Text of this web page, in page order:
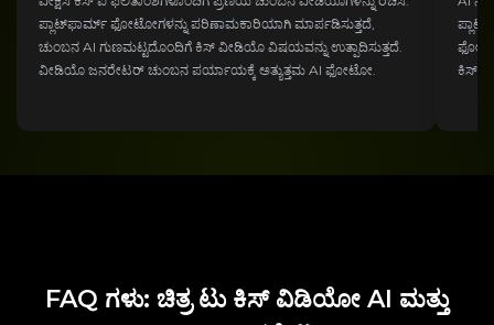
ಪ್ಲಾಟ್‌ಫಾರ್ಮ್ ಫೋಟೋಗಳನ್ನು ಪರಿಣಾಮಕಾರಿಯಾಗಿ ಮಾರ್ಪಡಿಸುತ್ತದೆ,
ಚುಂಬನ AI ಗುಣಮಟ್ಟದೊಂದಿಗೆ ಕಿಸ್ ವೀಡಿಯೊ ವಿಷಯವನ್ನು ಉತ್ಪಾದಿಸುತ್ತದೆ.
ವೀಡಿಯೊ ಜನರೇಟರ್ ಚುಂಬನ ಪರ್ಯಾಯಕ್ಕೆ ಅತ್ಯುತ್ತಮ AI ಫೋಟೋ.
ಕಿಸ್
FAQ ಗಳು: ಚಿತ್ರ ಟು ಕಿಸ್ ವಿಡಿಯೋ AI ಮತ್ತು